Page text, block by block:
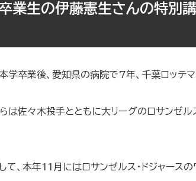
業生の伊藤憲生さんの特別講
卒業後、愛知県の病院で7年、千葉ロッテ
々木投手とともに大リーグのロサンゼル
本年11月にはロサンゼルス・ドジャースの